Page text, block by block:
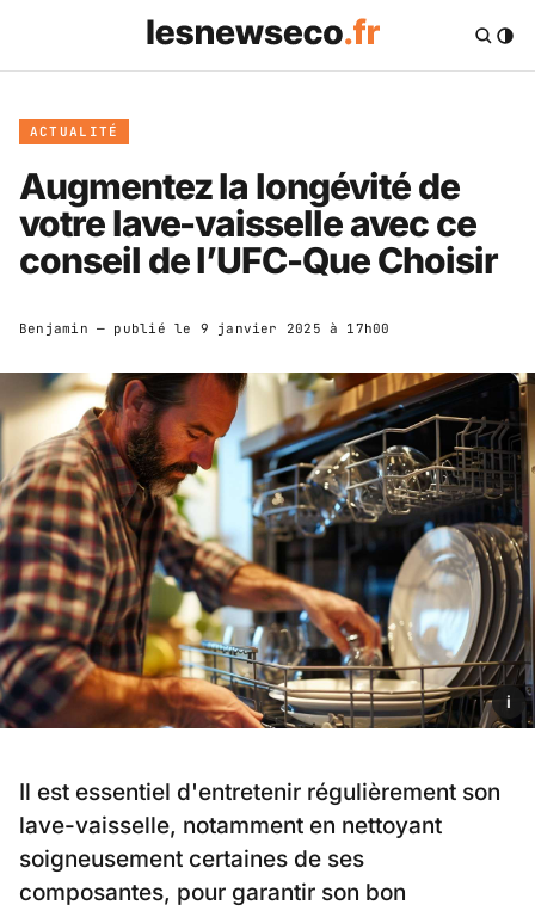
ACTUALITÉ
Augmentez la longévité de
votre lave-vaisselle avec ce
conseil de l’UFC-Que Choisir
Benjamin — publié le 9 janvier 2025 à 17h00
i
Il est essentiel d'entretenir régulièrement son
lave-vaisselle, notamment en nettoyant
soigneusement certaines de ses
composantes, pour garantir son bon